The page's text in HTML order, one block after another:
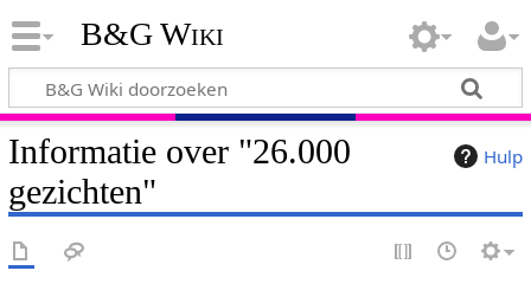
B&G Wiki
Hulp
Informatie over "26.000
gezichten"